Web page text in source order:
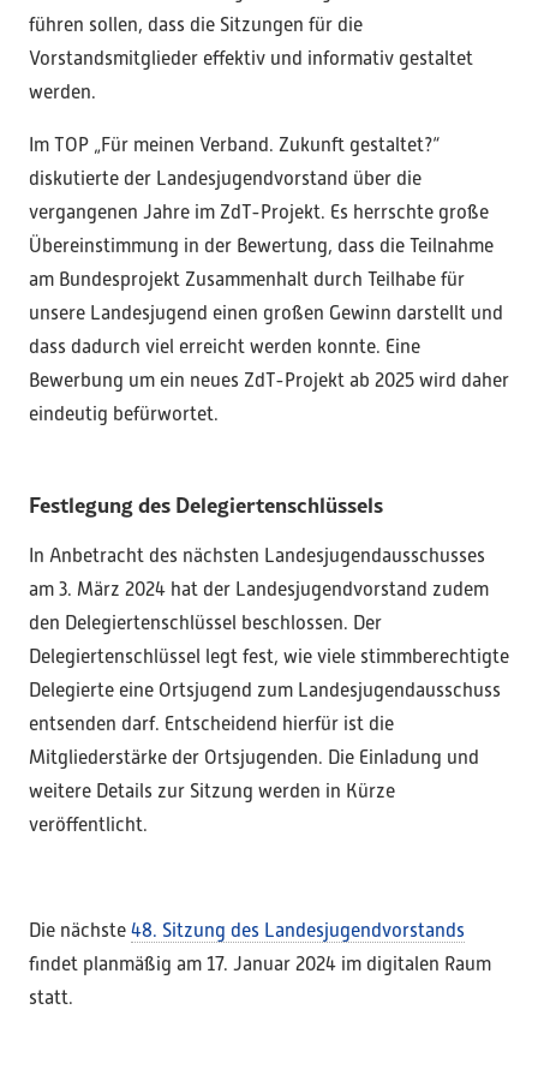
führen sollen, dass die Sitzungen für die
Vorstandsmitglieder effektiv und informativ gestaltet
werden.
Im TOP „Für meinen Verband. Zukunft gestaltet?“
diskutierte der Landesjugendvorstand über die
vergangenen Jahre im ZdT-Projekt. Es herrschte große
Übereinstimmung in der Bewertung, dass die Teilnahme
am Bundesprojekt Zusammenhalt durch Teilhabe für
unsere Landesjugend einen großen Gewinn darstellt und
dass dadurch viel erreicht werden konnte. Eine
Bewerbung um ein neues ZdT-Projekt ab 2025 wird daher
eindeutig befürwortet.
Festlegung des Delegiertenschlüssels
In Anbetracht des nächsten Landesjugendausschusses
am 3. März 2024 hat der Landesjugendvorstand zudem
den Delegiertenschlüssel beschlossen. Der
Delegiertenschlüssel legt fest, wie viele stimmberechtigte
Delegierte eine Ortsjugend zum Landesjugendausschuss
entsenden darf. Entscheidend hierfür ist die
Mitgliederstärke der Ortsjugenden. Die Einladung und
weitere Details zur Sitzung werden in Kürze
veröffentlicht.
Die nächste 48. Sitzung des Landesjugendvorstands
ﬁndet planmäßig am 17. Januar 2024 im digitalen Raum
statt.